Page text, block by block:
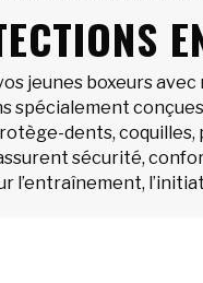
jeunes boxeurs avec
spécialement
dents,
sécurité,
l’entraînement,